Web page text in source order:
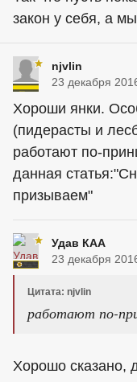
закон у себя, а
njvlin
23 декабря
Хороши янки.
(пидерасты и
работают по-
данная
призываем"
Удав КАА
23 декабря
Цитата: njvlin
работают по-
Хорошо сказано,